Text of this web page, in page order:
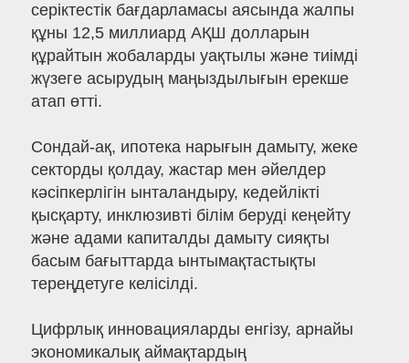
серіктестік бағдарламасы аясында жалпы
құны 12,5 миллиард АҚШ долларын
құрайтын жобаларды уақтылы және тиімді
жүзеге асырудың маңыздылығын ерекше
атап өтті.
Сондай-ақ, ипотека нарығын дамыту, жеке
секторды қолдау, жастар мен әйелдер
кәсіпкерлігін ынталандыру, кедейлікті
қысқарту, инклюзивті білім беруді кеңейту
және адами капиталды дамыту сияқты
басым бағыттарда ынтымақтастықты
тереңдетуге келісілді.
Цифрлық инновацияларды енгізу, арнайы
экономикалық аймақтардың